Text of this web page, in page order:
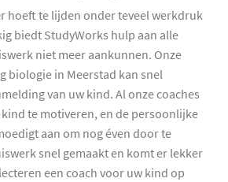
hoeft te lijden onder teveel werkdruk
biedt StudyWorks hulp aan alle
niet meer aankunnen. Onze
biologie in Meerstad kan snel
van uw kind. Al onze coaches
te motiveren, en de persoonlijke
aan om nog éven door te
snel gemaakt en komt er lekker
een coach voor uw kind op